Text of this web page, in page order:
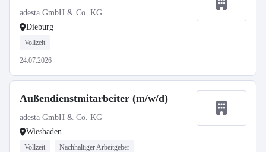
adesta GmbH & Co. KG
Dieburg
Vollzeit
24.07.2026
Außendienstmitarbeiter (m/w/d)
adesta GmbH & Co. KG
Wiesbaden
Vollzeit Nachhaltiger Arbeitgeber